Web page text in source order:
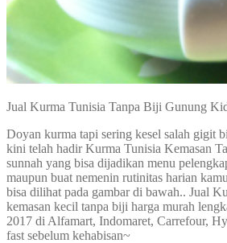
Jual Kurma Tunisia Tanpa Biji Gunung
Doyan kurma tapi sering kesel salah gigit
kini telah hadir Kurma Tunisia Kemasan
sunnah yang bisa dijadikan menu
maupun buat nemenin rutinitas harian
bisa dilihat pada gambar di bawah.. Jual
kemasan kecil tanpa biji harga murah
2017 di Alfamart, Indomaret, Carrefour,
fast sebelum kehabisan~